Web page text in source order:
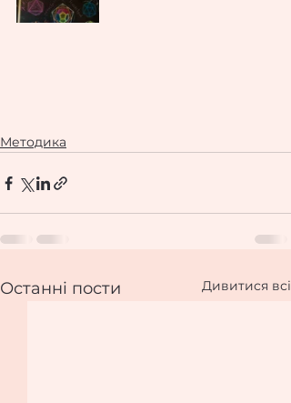
Методика
Останні пости Дивитися всі